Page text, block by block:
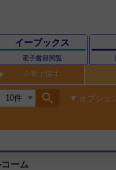
イーブックス
電子書籍閲覧
企業で探す
search オプショ
ーム